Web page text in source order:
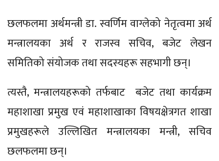
छलफलमा अर्थमन्त्री डा. स्वर्णिम वाग्लेको नेतृत्वमा अर्थ
मन्त्रालयका अर्थ र राजस्व सचिव, बजेट लेखन
समितिको संयोजक तथा सदस्यहरू सहभागी छन्।
त्यस्तै, मन्त्रालयहरूको तर्फबाट बजेट तथा कार्यक्रम
महाशाखा प्रमुख एवं महाशाखाका विषयक्षेत्रगत शाखा
प्रमुखहरूले उल्लिखित मन्त्रालयका मन्त्री, सचिव
छलफलमा छन्।